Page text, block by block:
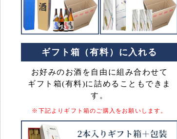
ギフト箱（有料）に入れる
お好みのお酒を自由に組み合わせて
ギフト箱(有料)に詰めることもできま
す。
※下記よりギフト箱のご購入をお願いします。